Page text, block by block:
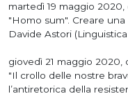
martedì 19 maggio 2020,
"Homo sum". Creare
Davide Astori
giovedì 21 maggio 2020,
"Il crollo delle nostre
l’antiretorica della